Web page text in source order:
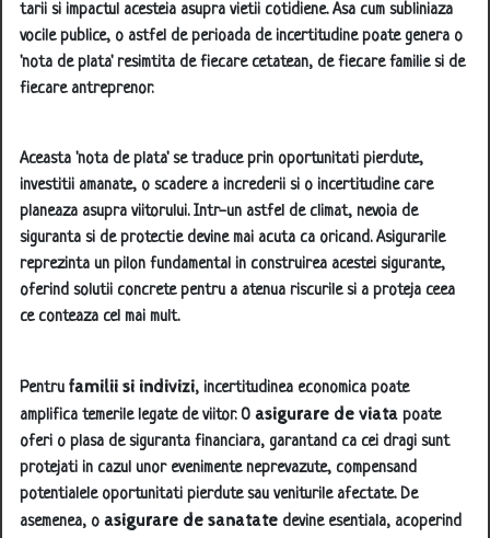
tarii si impactul acesteia asupra vietii cotidiene. Asa cum subliniaza
vocile publice, o astfel de perioada de incertitudine poate genera o
'nota de plata' resimtita de fiecare cetatean, de fiecare familie si de
fiecare antreprenor.
Aceasta 'nota de plata' se traduce prin oportunitati pierdute,
investitii amanate, o scadere a increderii si o incertitudine care
planeaza asupra viitorului. Intr-un astfel de climat, nevoia de
siguranta si de protectie devine mai acuta ca oricand. Asigurarile
reprezinta un pilon fundamental in construirea acestei sigurante,
oferind solutii concrete pentru a atenua riscurile si a proteja ceea
ce conteaza cel mai mult.
Pentru familii si indivizi, incertitudinea economica poate
amplifica temerile legate de viitor. O asigurare de viata poate
oferi o plasa de siguranta financiara, garantand ca cei dragi sunt
protejati in cazul unor evenimente neprevazute, compensand
potentialele oportunitati pierdute sau veniturile afectate. De
asemenea, o asigurare de sanatate devine esentiala, acoperind